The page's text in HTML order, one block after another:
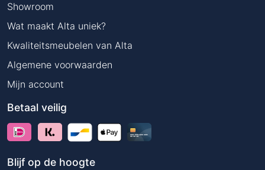
Showroom
Wat maakt Alta uniek?
Kwaliteitsmeubelen van Alta
Algemene voorwaarden
Mijn account
Betaal veilig
Blijf op de hoogte